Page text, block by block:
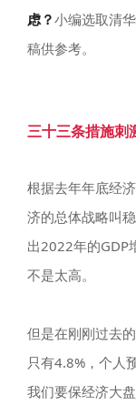
虑？小编选取清
稿供参考。
三十三条措施刺
根据去年年底经
济的总体战略叫
出2022年的GDP
不是太高。
但是在刚刚过去
只有4.8%，个人
我们要保经济大